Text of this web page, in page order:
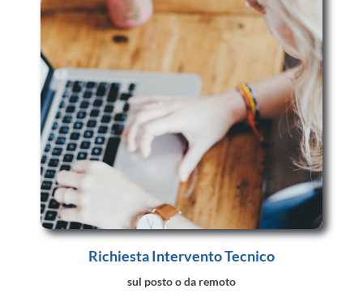
Richiesta Intervento Tecnico
sul posto o da remoto